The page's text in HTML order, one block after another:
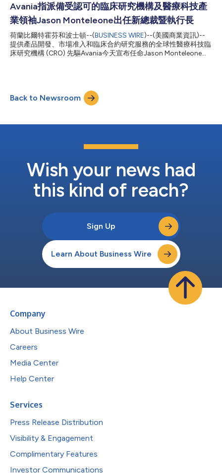
於心臟病學、腫瘤學和神經病學治療領域，在美國、英國、西班
牙、荷蘭、法國、德國等地進行研究。 Anagram與Avania堪稱天
作之合，協助Avania拓展在西班牙的CRO業務，並為這個不斷發展
的醫療技术之國創造更多機會。新增業務將透過增加規模來支援交
叉銷售機會，並將消除對目前外包合作夥伴的依賴。Avania的客戶
將受益於更大的地理覆蓋範圍和集中於關鍵治療領域的更強大的主
題專家團。 「Anagram的加入將進一步推進我們致力於成為醫療
Avania指派備受認可的臨床研究機構及醫療科技產
業領袖Jason Monteleone出任新總裁暨執行長
荷蘭比爾特霍芬和波士頓--(BUSINESS WIRE)--(美國商業資訊)--
提供產品開發、市場准入和臨床合約研究服務的全球性醫療科技臨
床研究機構 (CRO) 先驅Avania今天宣布任命Jason Monteleone擔
平台。Jason將繼續透過成長、深度醫療專門化與創新等行動強化
這座平台，鞏固Avania身為醫療科技臨床研究機構龍頭的地位。
Monteleone從事臨床研究機構、醫療設備和生命科學產業的資歷
運。Monteleone在2017年起至2021年間擔任全球性中型臨床研究
紀錄，後由dMed在2021年4月收購。他在專事藥物及醫療設備研
究的全球性中型臨床研究機構Theorem Clinical Research擔任財務
Back to Newsroom
Wish your news had
this kind of reach?
Sign Up
Learn About Business Wire
Company
About Business Wire
Careers
Media Center
Help Center
Services
Press Release Distribution
Visibility & Engagement
Complimentary Features
Investor Communications